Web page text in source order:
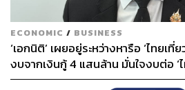
ECONOMIC / BUSINESS
‘เอกนิติ’ เผยอยู่ระหว่างหารือ ‘ไทยเ
งบจากเงินกู้ 4 แสนล้าน มั่นใจงบต่อ ‘
เฟส 2 มีเพียงพอ